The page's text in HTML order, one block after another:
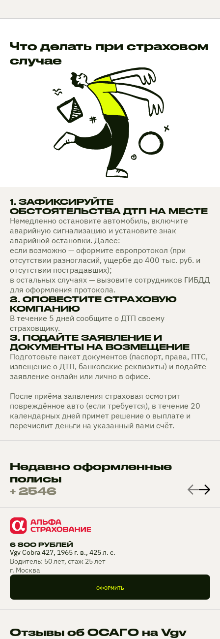
Что делать при страховом
случае
1. ЗАФИКСИРУЙТЕ
ОБСТОЯТЕЛЬСТВА ДТП НА МЕСТЕ
Немедленно остановите автомобиль, включите
аварийную сигнализацию и установите знак
аварийной остановки. Далее:
если возможно — оформите европротокол (при
отсутствии разногласий, ущербе до 400 тыс. руб. и
отсутствии пострадавших);
в остальных случаях — вызовите сотрудников ГИБДД
для оформления протокола.
2. ОПОВЕСТИТЕ СТРАХОВУЮ
КОМПАНИЮ
В течение 5 дней сообщите о ДТП своему
страховщику.
3. ПОДАЙТЕ ЗАЯВЛЕНИЕ И
ДОКУМЕНТЫ НА ВОЗМЕЩЕНИЕ
Подготовьте пакет документов (паспорт, права, ПТС,
извещение о ДТП, банковские реквизиты) и подайте
заявление онлайн или лично в офисе.
После приёма заявления страховая осмотрит
повреждённое авто (если требуется), в течение 20
календарных дней примет решение о выплате и
перечислит деньги на указанный вами счёт.
Недавно оформленные
полисы
+ 2546
6 800 РУБЛЕЙ
Vgv Cobra 427, 1965 г. в., 425 л. с.
Водитель: 50 лет, стаж 25 лет
г. Москва
ОФОРМИТЬ
Отзывы об ОСАГО на Vgv